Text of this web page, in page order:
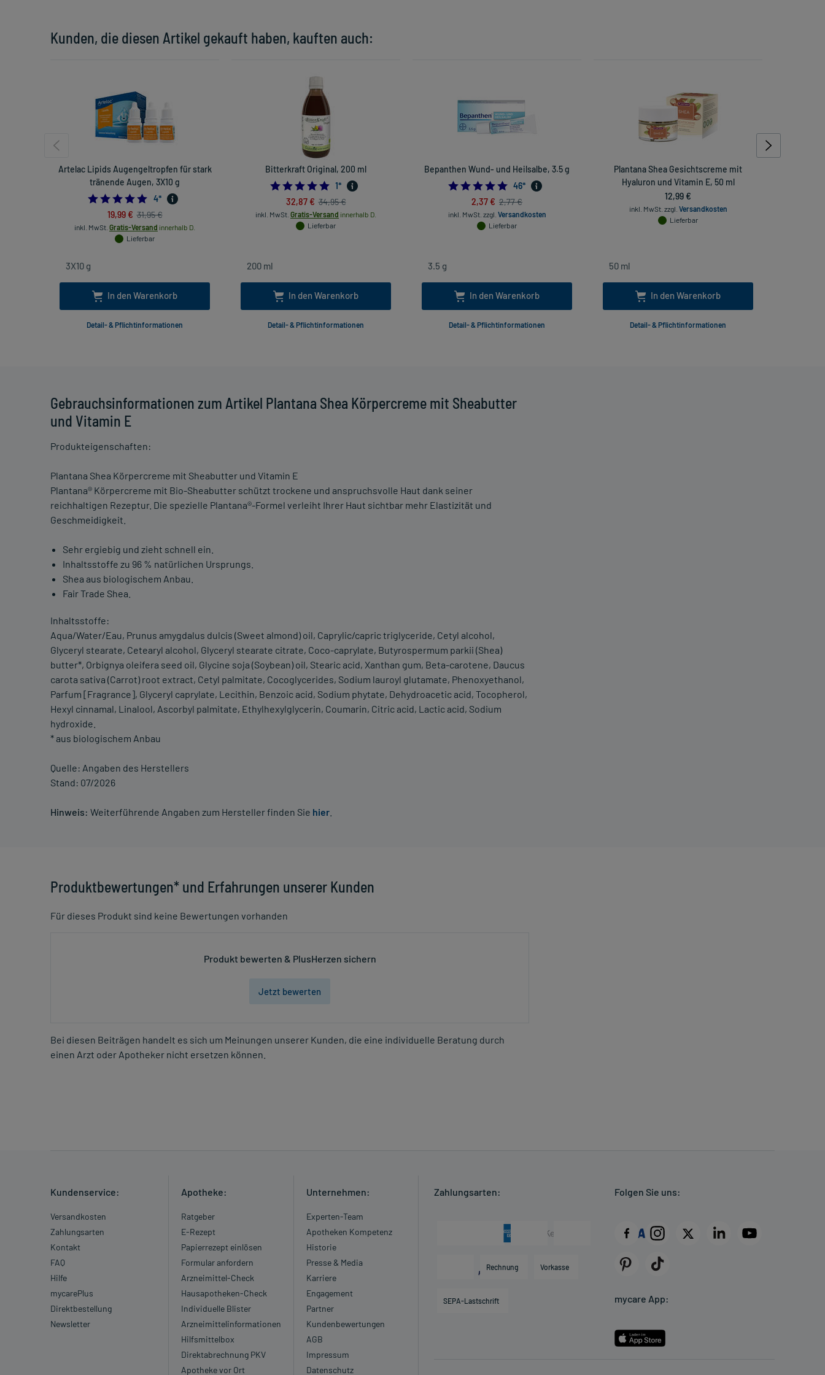
Gebrauchsinformationen zum Artikel Plantana Shea Körpercreme mit Sheabutter
und Vitamin E
Produkteigenschaften:
Plantana Shea Körpercreme mit Sheabutter und Vitamin E
Plantana® Körpercreme mit Bio-Sheabutter schützt trockene und anspruchsvolle Haut dank seiner
reichhaltigen Rezeptur. Die spezielle Plantana®-Formel verleiht Ihrer Haut sichtbar mehr Elastizität und
Geschmeidigkeit.
Sehr ergiebig und zieht schnell ein.
Inhaltsstoffe zu 96 % natürlichen Ursprungs.
Shea aus biologischem Anbau.
Fair Trade Shea.
Inhaltsstoffe:
Aqua/Water/Eau, Prunus amygdalus dulcis (Sweet almond) oil, Caprylic/capric triglyceride, Cetyl alcohol,
Glyceryl stearate, Cetearyl alcohol, Glyceryl stearate citrate, Coco-caprylate, Butyrospermum parkii (Shea)
butter*, Orbignya oleifera seed oil, Glycine soja (Soybean) oil, Stearic acid, Xanthan gum, Beta-carotene, Daucus
carota sativa (Carrot) root extract, Cetyl palmitate, Cocoglycerides, Sodium lauroyl glutamate, Phenoxyethanol,
Parfum [Fragrance], Glyceryl caprylate, Lecithin, Benzoic acid, Sodium phytate, Dehydroacetic acid, Tocopherol,
Hexyl cinnamal, Linalool, Ascorbyl palmitate, Ethylhexylglycerin, Coumarin, Citric acid, Lactic acid, Sodium
hydroxide.
* aus biologischem Anbau
Quelle: Angaben des Herstellers
Stand: 07/2026
Hinweis: Weiterführende Angaben zum Hersteller finden Sie hier
Produktbewertungen* und Erfahrungen unserer Kunden
Für dieses Produkt sind keine Bewertungen vorhanden
Produkt bewerten & PlusHerzen sichern
Jetzt bewerten
Bei diesen Beiträgen handelt es sich um Meinungen unserer Kunden, die eine individuelle Beratung durch
einen Arzt oder Apotheker nicht ersetzen können.
Kunden, die diesen Artikel gekauft haben, kauften auch:
Artelac Lipids Augengeltropfen für stark
tränende Augen, 3X10 g
5.0
4*
19,99 € 31,95 €
inkl. MwSt. Gratis-Versand innerhalb D.
Lieferbar
In den Warenkorb
Detail- & Pflichtinformationen
Bitterkraft Original, 200 ml
5.0
1*
32,87 € 34,95 €
inkl. MwSt. Gratis-Versand innerhalb D.
Lieferbar
In den Warenkorb
Detail- & Pflichtinformationen
Bepanthen Wund- und Heilsalbe, 3.5 g
5.0
46*
2,37 € 2,77 €
inkl. MwSt. zzgl. Versandkosten
Lieferbar
In den Warenkorb
Detail- & Pflichtinformationen
Plantana Shea Gesichtscreme mit
Hyaluron und Vitamin E, 50 ml
12,99 €
inkl. MwSt. zzgl. Versandkosten
Lieferbar
In den Warenkorb
Detail- & Pflichtinformationen
Kundenservice:
Versandkosten
Zahlungsarten
Kontakt
FAQ
Hilfe
mycarePlus
Direktbestellung
Newsletter
Apotheke:
Ratgeber
E-Rezept
Papierrezept einlösen
Formular anfordern
Arzneimittel-Check
Hausapotheken-Check
Individuelle Blister
Arzneimittelinformationen
Hilfsmittelbox
Direktabrechnung PKV
Apotheke vor Ort
Unternehmen:
Experten-Team
Apotheken Kompetenz
Historie
Presse & Media
Karriere
Engagement
Partner
Kundenbewertungen
AGB
Impressum
Datenschutz
Zahlungsarten:
Rechnung Vorkasse
SEPA-Lastschrift
Folgen Sie uns:
mycare App: